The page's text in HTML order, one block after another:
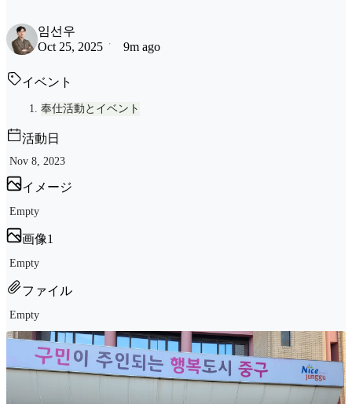
임선우
Oct 25, 2025
9m ago
イベント
奉仕活動とイベント
活動日
Nov 8, 2023
イメージ
Empty
画像1
Empty
ファイル
Empty